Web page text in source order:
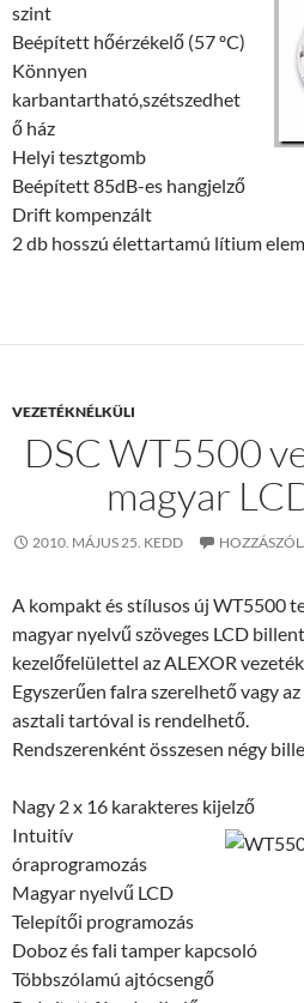
szint
Beépített hőérzékelő (57 ºC)
Könnyen
karbantartható,szétszedhet
ő ház
Helyi tesztgomb
Beépített 85dB-es hangjelző
Drift kompenzált
2 db hosszú élettartamú lítium elem
VEZETÉKNÉLKÜLI
DSC WT5500
magyar
2010. MÁJUS 25. KEDD
A kompakt és stílusos új WT5500
magyar nyelvű szöveges LCD
kezelőfelülettel az ALEXOR
Egyszerűen falra szerelhető vagy
asztali tartóval is rendelhető.
Rendszerenként összesen négy
Nagy 2 x 16 karakteres kijelző
Intuitív
óraprogramozás
Magyar nyelvű LCD
Telepítői programozás
Doboz és fali tamper kapcsoló
Többszólamú ajtócsengő